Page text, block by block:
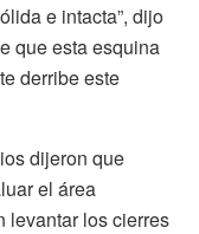
e intacta”, dijo
que esta esquina
derribe este
dijeron que
el área
levantar los cierres